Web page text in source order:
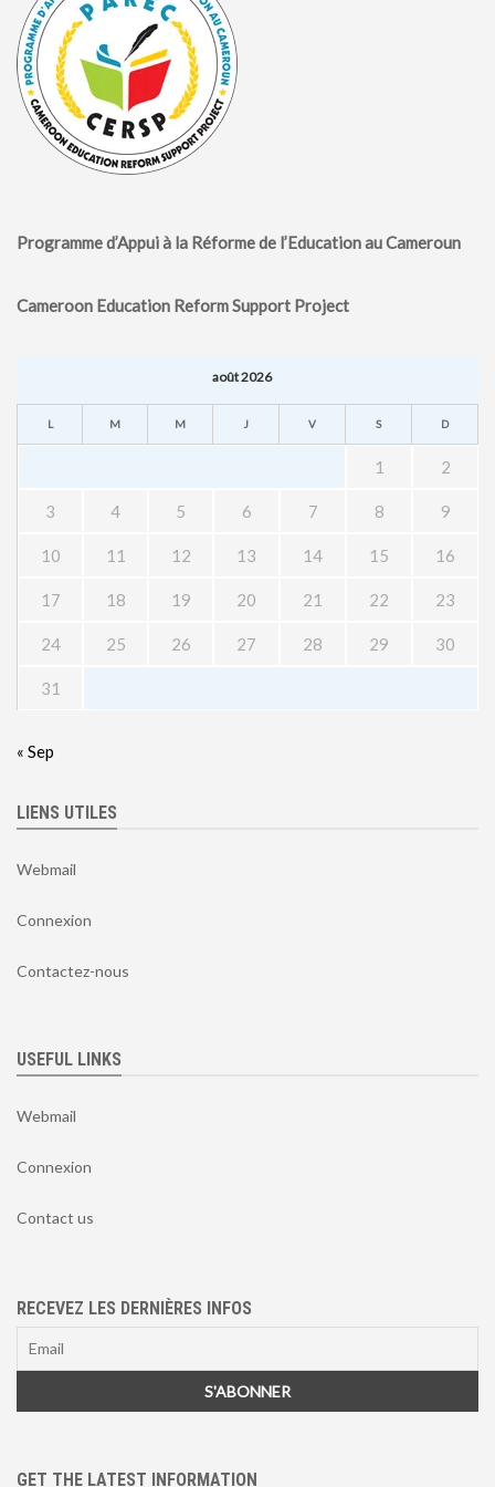
Programme d’Appui à la Réforme de l’Education au Cameroun
Cameroon Education Reform Support Project
août 2026
L M M J V S D
1 2
3 4 5 6 7 8 9
10 11 12 13 14 15 16
17 18 19 20 21 22 23
24 25 26 27 28 29 30
31
« Sep
LIENS UTILES
Webmail
Connexion
Contactez-nous
USEFUL LINKS
Webmail
Connexion
Contact us
RECEVEZ LES DERNIÈRES INFOS
GET THE LATEST INFORMATION